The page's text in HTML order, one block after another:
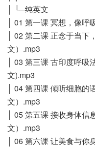
│ └─纯英文
│ 01 第一课 冥想，像
│ 02 第二课 正念于当
文）.mp3
│ 03 第三课 古印度呼
文).mp3
│ 04 第四课 倾听细胞
文）.mp3
│ 05 第五课 接收身体
文）.mp3
│ 06 第六课 让美食与